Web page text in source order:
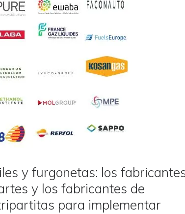
y furgonetas: los
y los fabricantes de
para implementar